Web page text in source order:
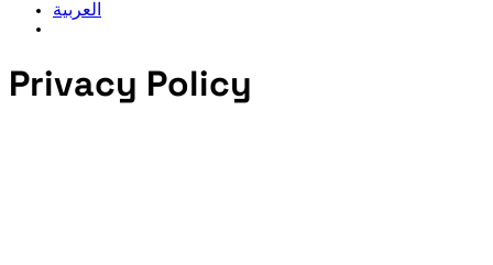
العربية
Privacy Policy